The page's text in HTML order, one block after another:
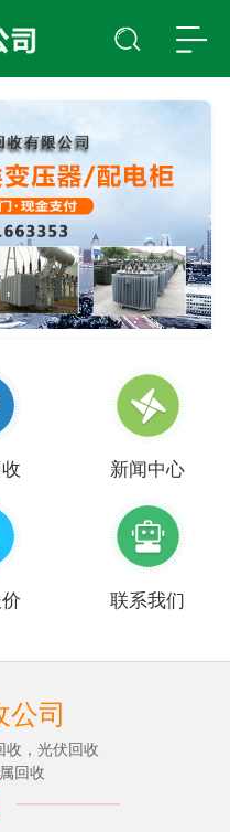
新闻中心
联系我们
公司
收，光伏回收
回收